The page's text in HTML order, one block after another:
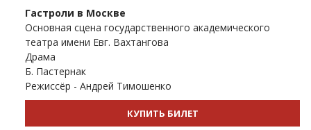
Гастроли в Москве
Основная сцена государственного академического
театра имени Евг. Вахтангова
Драма
Б. Пастернак
Режиссёр - Андрей Тимошенко
КУПИТЬ БИЛЕТ